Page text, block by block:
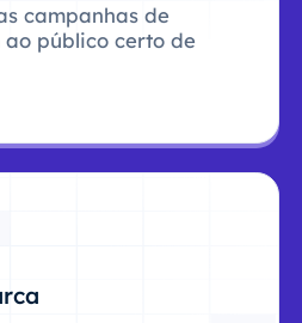
campanhas de
público certo de